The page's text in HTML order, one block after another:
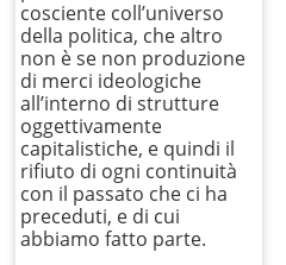
cosciente coll’universo
della politica, che altro
non è se non produzione
di merci ideologiche
all’interno di strutture
oggettivamente
capitalistiche, e quindi il
rifiuto di ogni continuità
con il passato che ci ha
preceduti, e di cui
abbiamo fatto parte.